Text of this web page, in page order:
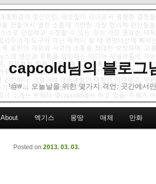
capcold님의 블로그
!@#… 오늘날을 위한 몇가지 격언: 곳간에서
Skip to primary content
Skip to secondary content
About 엑기스 몽땅 매체 만화
Posted on 2013. 03. 03.